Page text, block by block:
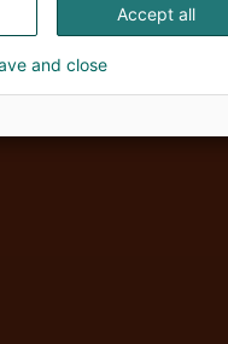
Vene
Accept all
and close